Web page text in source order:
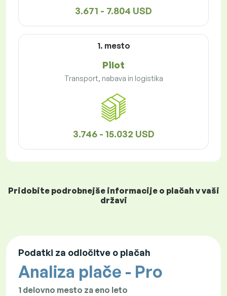
3.671 - 7.804 USD
1. mesto
Pilot
Transport, nabava in logistika
3.746 - 15.032 USD
Pridobite podrobnejše informacije o plačah v vaši
državi
Podatki za odločitve o plačah
Analiza plače - Pro
1 delovno mesto za eno leto